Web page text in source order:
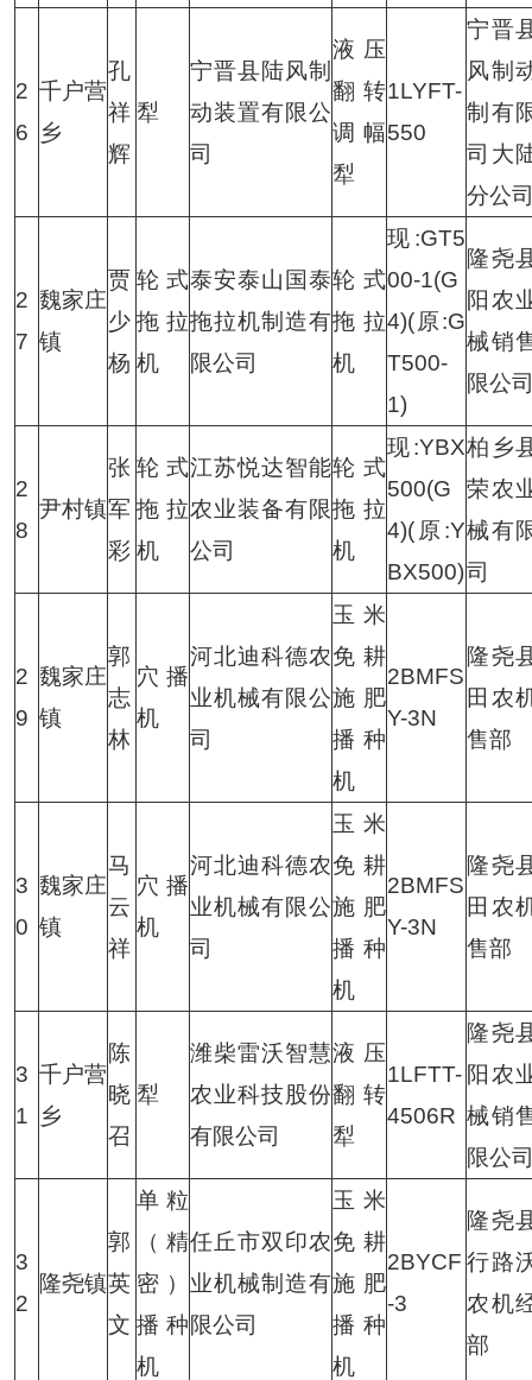
2
6
千户营
乡
孔
祥
辉
犁
宁晋县陆风制
动装置有限公
司
液压
翻转
调幅
犁
1LYFT-
550
宁晋
风制
制有
司大
分公
2
7
魏家庄
镇
贾
少
杨
轮式
拖拉
机
泰安泰山国泰
拖拉机制造有
限公司
轮式
拖拉
机
现:GT5
00-1(G
4)(原:G
T500-
1)
隆尧
阳农
械销
限公
2
8
尹村镇
张
军
彩
轮式
拖拉
机
江苏悦达智能
农业装备有限
公司
轮式
拖拉
机
现:YBX
500(G
4)(原:Y
BX500)
柏乡
荣农
械有
司
2
9
魏家庄
镇
郭
志
林
穴播
机
河北迪科德农
业机械有限公
司
玉米
免耕
施肥
播种
机
2BMFS
Y-3N
隆尧
田农
售部
3
0
魏家庄
镇
马
云
祥
穴播
机
河北迪科德农
业机械有限公
司
玉米
免耕
施肥
播种
机
2BMFS
Y-3N
隆尧
田农
售部
3
1
千户营
乡
陈
晓
召
犁
潍柴雷沃智慧
农业科技股份
有限公司
液压
翻转
犁
1LFTT-
4506R
隆尧
阳农
械销
限公
3
2
隆尧镇
郭
英
文
单粒
（精
密）
播种
机
任丘市双印农
业机械制造有
限公司
玉米
免耕
施肥
播种
机
2BYCF
-3
隆尧
行路
农机
部